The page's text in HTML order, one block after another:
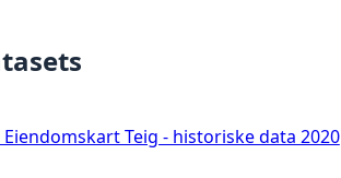
Teig - historiske data 2020